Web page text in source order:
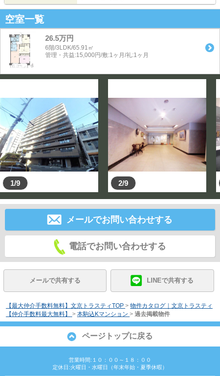
空室一覧
26.5万円
6階/3LDK/65.91㎡
管理・共益:15,000円/敷:1ヶ月/礼:1ヶ月
1/9 2/9
メールでお問い合わせする
電話でお問い合わせする
メールで共有する LINEで共有する
【最大仲介手数料無料】文京トラスティTOP > 物件カタログ｜文京トラスティ
【仲介手数料最大無料】
> 本駒込Kマンション > 過去掲載物件
ページトップに戻る
営業時間:１０：００～１８：００
定休日:火曜日・水曜日（年末年始・夏季休暇）